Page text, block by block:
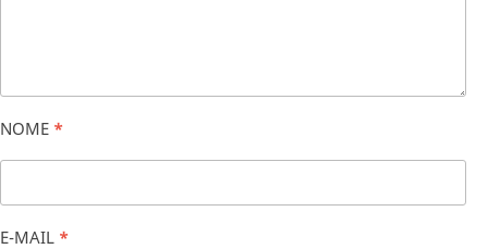
NOME *
E-MAIL *